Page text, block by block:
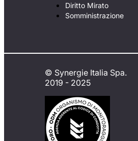
Diritto Mirato
Somministrazione
© Synergie Italia Spa.
2019 - 2025